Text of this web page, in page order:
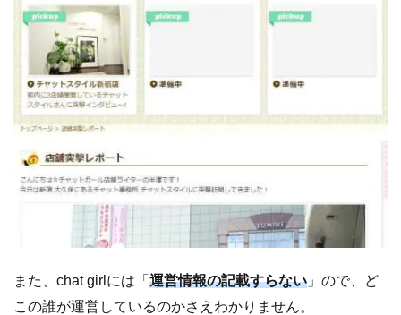
また、chat girlには「 運営情報の記載すらない 」ので、ど
この誰が運営しているのかさえわかりません。